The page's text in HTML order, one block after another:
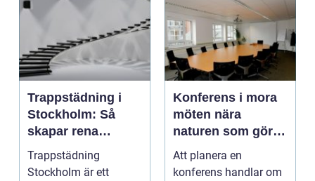
Trappstädning i
Stockholm: Så
skapar rena
trapphus tryggare
boendemiljöer
Trappstädning
Stockholm är ett
Konferens i mora
möten nära
naturen som gör
skillnad
Att planera en
konferens handlar om